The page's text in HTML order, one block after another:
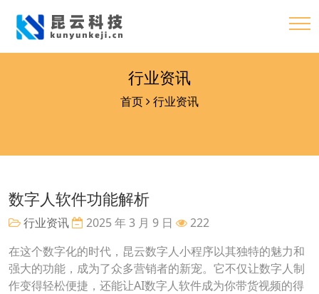
行业资讯
首页 行业资讯
数字人软件功能解析
行业资讯 2025 年 3 月 9 日
222
在这个数字化的时代，昆云数字人小程序以其独特的魅力和
强大的功能，成为了众多营销者的新宠。它不仅让数字人制
作变得轻松便捷，还能让AI数字人软件成为你带货视频的得